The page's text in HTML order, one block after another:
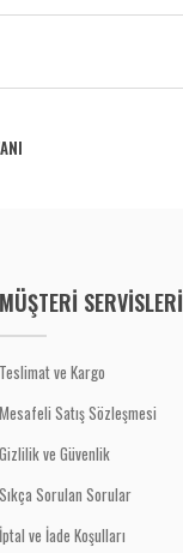
MÜŞTERİ SERVİSLERİ
Teslimat ve Kargo
Mesafeli Satış Sözleşmesi
Gizlilik ve Güvenlik
Sıkça Sorulan Sorular
İptal ve İade Koşulları